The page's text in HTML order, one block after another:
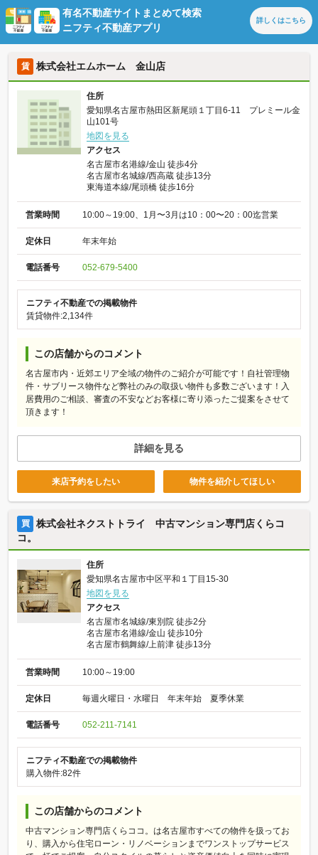
有名不動産サイトまとめて検索
ニフティ不動産アプリ
詳しくはこちら
賃 株式会社エムホーム 金山店
住所
愛知県名古屋市熱田区新尾頭１丁目6-11 プレミール金
山101号
地図を見る
アクセス
名古屋市名港線/金山 徒歩4分
名古屋市名城線/西高蔵 徒歩13分
東海道本線/尾頭橋 徒歩16分
営業時間 10:00～19:00、1月〜3月は10：00〜20：00迄営業
定休日 年末年始
電話番号 052-679-5400
ニフティ不動産での掲載物件
賃貸物件:2,134件
この店舗からのコメント
名古屋市内・近郊エリア全域の物件のご紹介が可能です！自社管理物
件・サブリース物件など弊社のみの取扱い物件も多数ございます！入
居費用のご相談、審査の不安などお客様に寄り添ったご提案をさせて
頂きます！
詳細を見る
来店予約をしたい 物件を紹介してほしい
買
株式会社ネクストトライ 中古マンション専門店くらコ
コ。
住所
愛知県名古屋市中区平和１丁目15-30
地図を見る
アクセス
名古屋市名城線/東別院 徒歩2分
名古屋市名港線/金山 徒歩10分
名古屋市鶴舞線/上前津 徒歩13分
営業時間 10:00～19:00
定休日 毎週火曜日・水曜日 年末年始 夏季休業
電話番号 052-211-7141
ニフティ不動産での掲載物件
購入物件:82件
この店舗からのコメント
中古マンション専門店くらココ。は名古屋市すべての物件を扱ってお
り、購入から住宅ローン・リノベーションまでワンストップサービス